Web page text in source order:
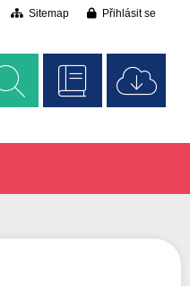
Sitemap Přihlásit se